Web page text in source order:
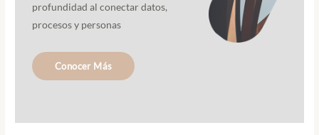
profundidad al conectar datos,
procesos y personas
Conocer Más